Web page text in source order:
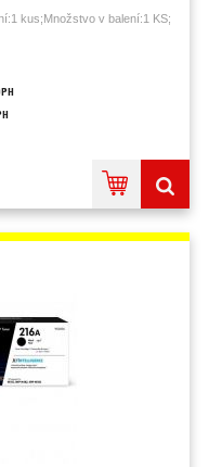
kus;Množstvo v balení:1 KS;